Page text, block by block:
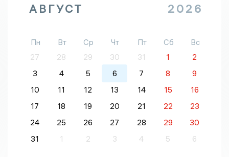
АВГУСТ 2026
Пн Вт Ср Чт Пт Сб
Вс
27
28 29 30 31 1
2
3
4 5 6 7 8
9
10
11 12 13 14 15
16
17
18 19 20 21 22
23
24
25 26 27 28 29
30
31
1 2 3 4 5 6